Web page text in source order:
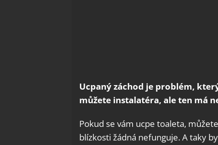
Ucpaný záchod je problém,
můžete instalatéra, ale ten má
Pokud se vám ucpe toaleta,
blízkosti žádná nefunguje. A taky